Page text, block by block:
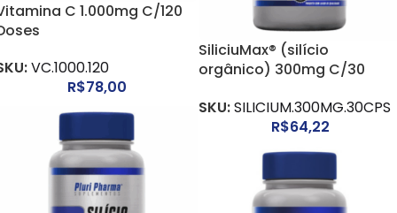
C 1.000mg C/120
VC.1000.120
R$78,00
SiliciuMax® (silício
orgânico) 300mg C/30
SKU:SILICIUM.300MG.30CPS
R$64,22